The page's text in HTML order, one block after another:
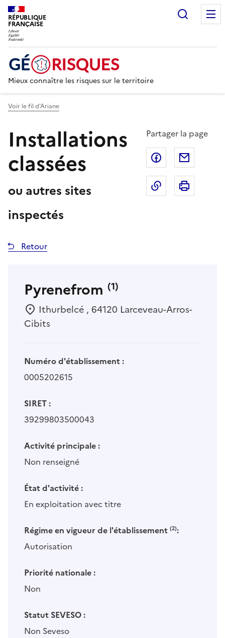
RÉPUBLIQUE
FRANÇAISE
Mieux connaître les risques sur le territoire
Voir le fil d’Ariane
Installations
classées
ou autres sites
inspectés
Partager la page
Partager sur
Copier dans
Retour
Pyrenefrom (1)
Ithurbelcé , 64120 Larceveau-Arros-
Cibits
Numéro d'établissement :
0005202615
SIRET :
39299803500043
Activité principale :
Non renseigné
État d'activité :
En exploitation avec titre
Régime en vigueur de l'établissement (2):
Autorisation
Priorité nationale :
Non
Statut SEVESO :
Non Seveso